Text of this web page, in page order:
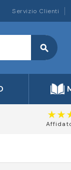
Servizio Clienti
search